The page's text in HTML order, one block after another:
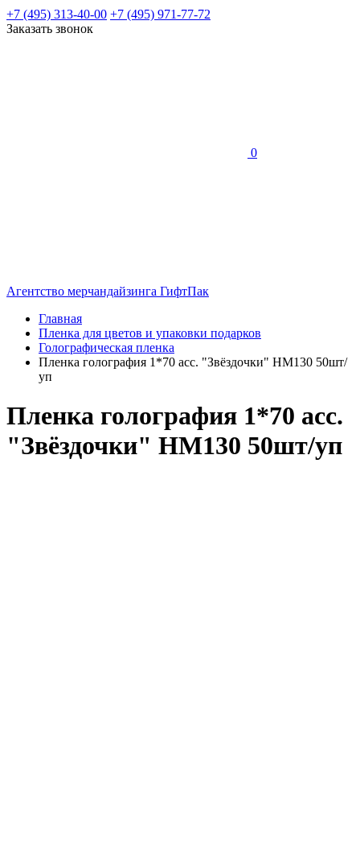
+7 (495) 313-40-00 +7 (495) 971-77-72
Заказать звонок
0
Агентство мерчандайзинга ГифтПак
Главная
Пленка для цветов и упаковки подарков
Голографическая пленка
Пленка голография 1*70 асс. "Звёздочки" HM130 50шт/
уп
Пленка голография 1*70 асс.
"Звёздочки" HM130 50шт/уп